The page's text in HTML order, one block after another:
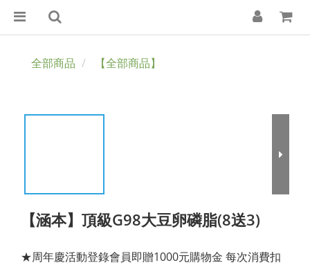
全部商品 【全部商品】
【涵本】頂級G98大豆卵磷脂(8送3)
★周年慶活動登錄會員即贈1000元購物金 每次消費扣